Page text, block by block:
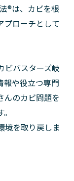
®は、カビを根
プローチとして
ビバスターズ岐
報や役立つ専門
んのカビ問題を
境を取り戻しま